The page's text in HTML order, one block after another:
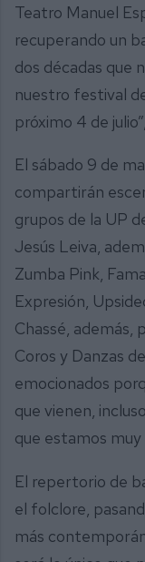
Teatro Manuel
recuperando un
dos décadas que
nuestro festival
próximo 4 de
El sábado 9 de
compartirán
grupos de la UP
Jesús Leiva,
Zumba Pink,
Expresión,
Chassé, además,
Coros y Danzas
emocionados
que vienen,
que estamos
El repertorio de
el folclore,
más